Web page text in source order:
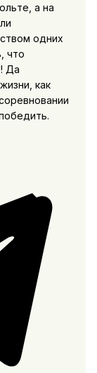
а на
одних
что
Да
как